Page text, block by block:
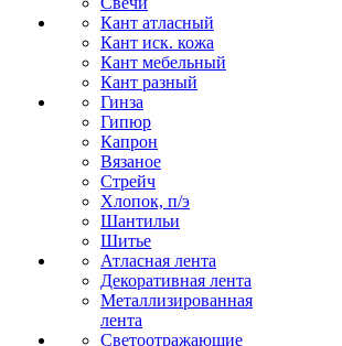
Кант атласный
Кант иск. кожа
Кант мебельный
Кант разный
Гинза
Гипюр
Капрон
Вязаное
Стрейч
Хлопок, п/э
Шантильи
Шитье
Атласная лента
Декоративная лента
Металлизированная
лента
Светоотражающие